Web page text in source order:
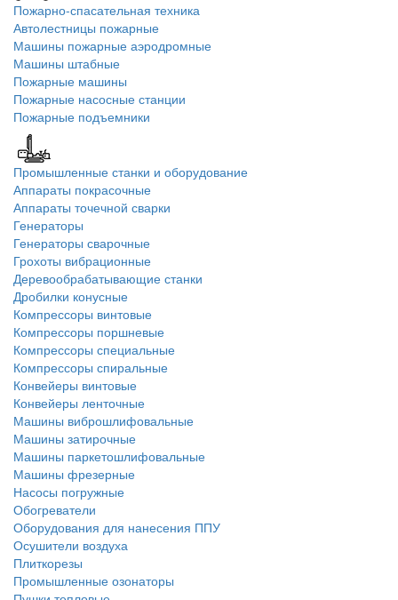
Пожарно-спасательная техника
Автолестницы пожарные
Машины пожарные аэродромные
Машины штабные
Пожарные машины
Пожарные насосные станции
Пожарные подъемники
Промышленные станки и оборудование
Аппараты покрасочные
Аппараты точечной сварки
Генераторы
Генераторы сварочные
Грохоты вибрационные
Деревообрабатывающие станки
Дробилки конусные
Компрессоры винтовые
Компрессоры поршневые
Компрессоры специальные
Компрессоры спиральные
Конвейеры винтовые
Конвейеры ленточные
Машины виброшлифовальные
Машины затирочные
Машины паркетошлифовальные
Машины фрезерные
Насосы погружные
Обогреватели
Оборудования для нанесения ППУ
Осушители воздуха
Плиткорезы
Промышленные озонаторы